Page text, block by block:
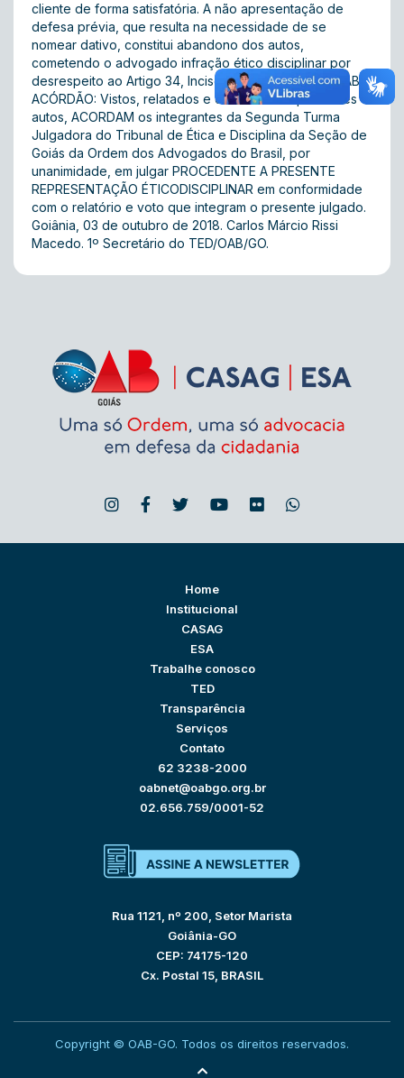
cliente de forma satisfatória. A não apresentação de
defesa prévia, que resulta na necessidade de se
nomear dativo, constitui abandono dos autos,
cometendo o advogado infração ético disciplinar por
desrespeito ao Artigo 34, Inciso XI, do Estatuto da OAB.
ACÓRDÃO: Vistos, relatados e discutidos os presentes
autos, ACORDAM os integrantes da Segunda Turma
Julgadora do Tribunal de Ética e Disciplina da Seção de
Goiás da Ordem dos Advogados do Brasil, por
unanimidade, em julgar PROCEDENTE A PRESENTE
REPRESENTAÇÃO ÉTICODISCIPLINAR em conformidade
com o relatório e voto que integram o presente julgado.
Goiânia, 03 de outubro de 2018. Carlos Márcio Rissi
Macedo. 1º Secretário do TED/OAB/GO.
Home
Institucional
CASAG
ESA
Trabalhe conosco
TED
Transparência
Serviços
Contato
62 3238-2000
oabnet@oabgo.org.br
02.656.759/0001-52
Rua 1121, nº 200, Setor Marista
Goiânia-GO
CEP: 74175-120
Cx. Postal 15, BRASIL
Copyright © OAB-GO. Todos os direitos reservados.